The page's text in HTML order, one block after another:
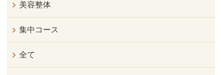
美容整体
集中コース
全て